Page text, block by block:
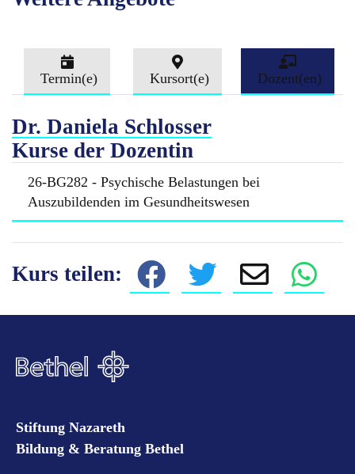
Termin(e) Kursort(e) Dozent(en)
Dr. Daniela Schlosser
Kurse der Dozentin
26-BG282 - Psychische Belastungen bei
Auszubildenden im Gesundheitswesen
Kurs teilen:
Stiftung Nazareth
Bildung & Beratung Bethel